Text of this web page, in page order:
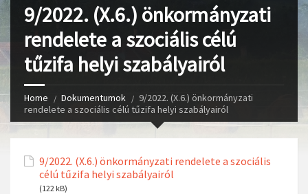
9/2022. (X.6.) önkormányzati
rendelete a szociális célú
tűzifa helyi szabályairól
Home Dokumentumok
9/2022. (X.6.) önkormányzati
rendelete a szociális célú tűzifa helyi szabályairól
9/2022. (X.6.) önkormányzati rendelete a szociális
célú tűzifa helyi szabályairól
(122 kB)